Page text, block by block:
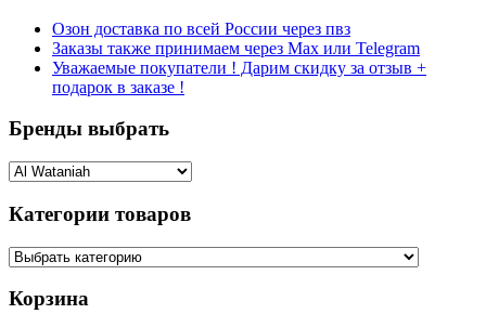
Озон доставка по всей России через пвз
Заказы также принимаем через Max или Telegram
Уважаемые покупатели ! Дарим скидку за отзыв +
подарок в заказе !
Бренды выбрать
Категории товаров
Корзина